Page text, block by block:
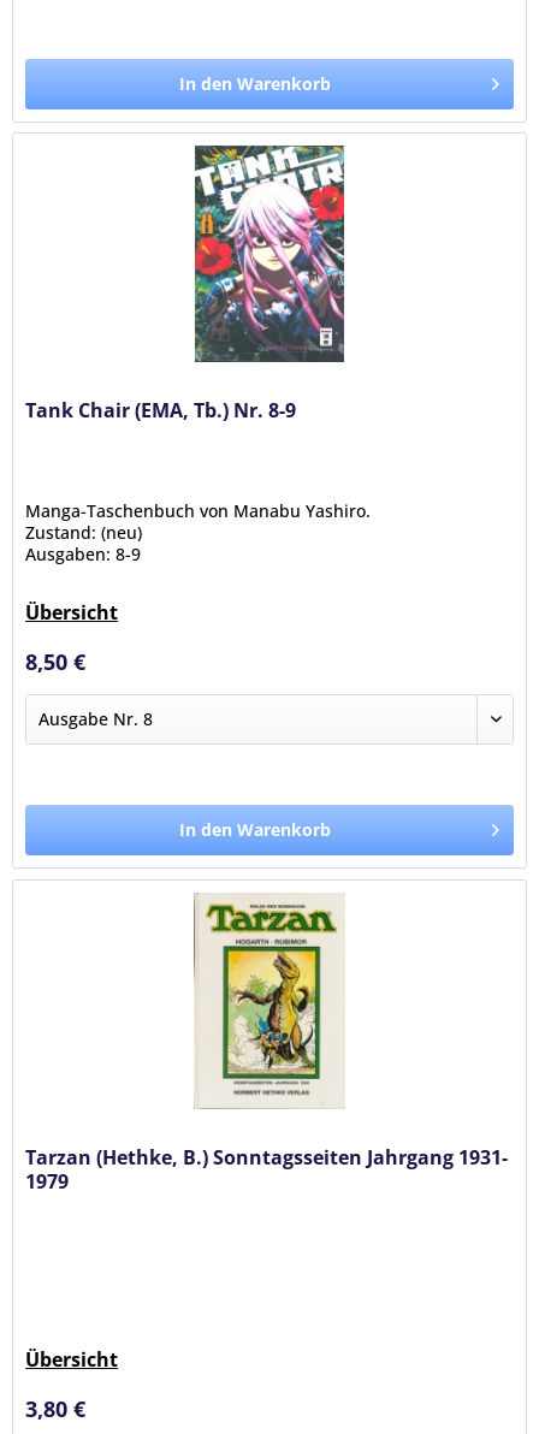
In den Warenkorb
Tank Chair (EMA, Tb.) Nr. 8-9
Manga-Taschenbuch von Manabu Yashiro.
Zustand: (neu)
Ausgaben: 8-9
Übersicht
8,50 €
In den Warenkorb
Tarzan (Hethke, B.) Sonntagsseiten Jahrgang 1931-
1979
Übersicht
3,80 €